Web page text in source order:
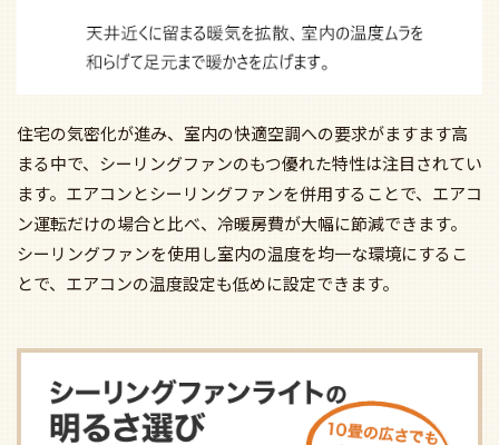
住宅の気密化が進み、室内の快適空調への要求がますます高
まる中で、シーリングファンのもつ優れた特性は注目されてい
ます。エアコンとシーリングファンを併用することで、エアコ
ン運転だけの場合と比べ、冷暖房費が大幅に節減できます。
シーリングファンを使用し室内の温度を均一な環境にするこ
とで、エアコンの温度設定も低めに設定できます。